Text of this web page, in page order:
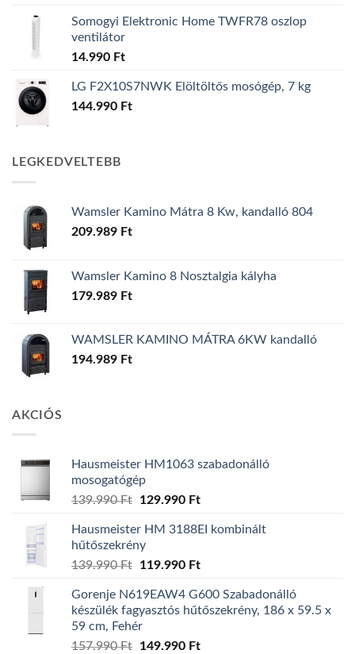
Somogyi Elektronic Home TWFR78 oszlop
ventilátor
14.990 Ft
LG F2X10S7NWK Elöltöltős mosógép, 7 kg
144.990 Ft
LEGKEDVELTEBB
Wamsler Kamino Mátra 8 Kw, kandalló 804
209.989 Ft
Wamsler Kamino 8 Nosztalgia kályha
179.989 Ft
WAMSLER KAMINO MÁTRA 6KW kandalló
194.989 Ft
AKCIÓS
Hausmeister HM1063 szabadonálló
mosogatógép
139.990Ft
Original
was:
139.990 Ft.
129.990 FtCurrent
is:
Hausmeister HM 3188EI kombinált
hűtőszekrény
139.990Ft
Original
was:
139.990 Ft.
119.990 FtCurrent
is:
119.990 Ft.
Gorenje N619EAW4 G600 Szabadonálló
készülék fagyasztós hűtőszekrény, 186 x 59.5 x
59 cm, Fehér
157.990Ft
Original
149.990 FtCurrent